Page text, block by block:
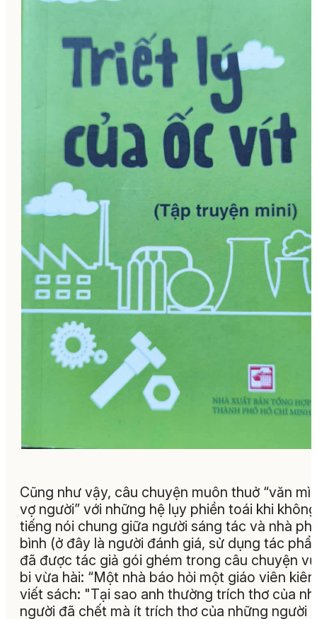
Cũng như vậy, câu chuyện muôn thuở “văn
vợ người” với những hệ lụy phiền toái khi
tiếng nói chung giữa người sáng tác và nhà
bình (ở đây là người đánh giá, sử dụng tác
đã được tác giả gói ghém trong câu chuyện
bi vừa hài: “Một nhà báo hỏi một giáo viên
viết sách: "Tại sao anh thường trích thơ của
người đã chết mà ít trích thơ của những người